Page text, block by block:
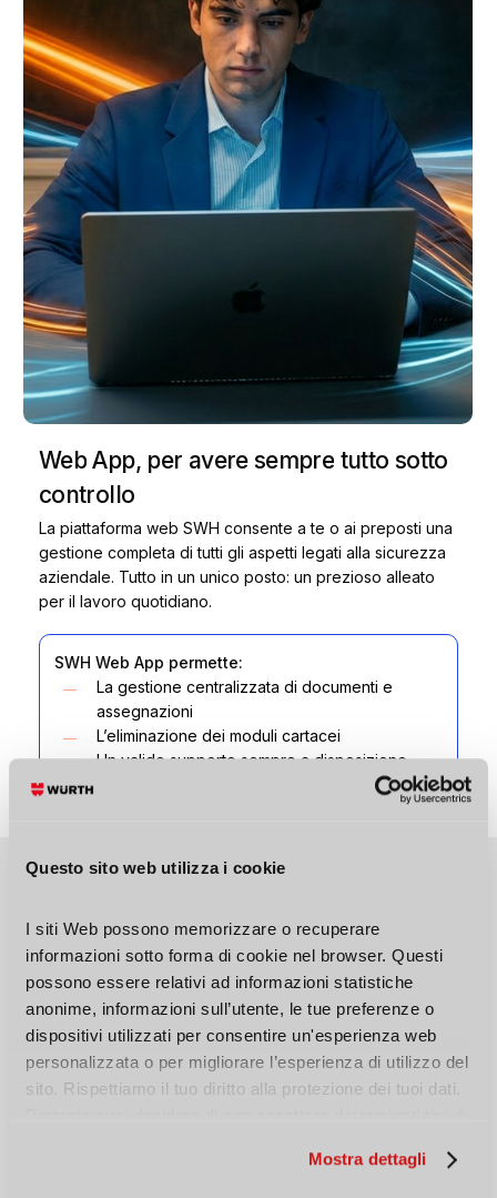
Questo sito web utilizza i cookie
I siti Web possono memorizzare o recuperare
informazioni sotto forma di cookie nel browser. Questi
possono essere relativi ad informazioni statistiche
anonime, informazioni sull’utente, le tue preferenze o
dispositivi utilizzati per consentire un'esperienza web
personalizzata o per migliorare l’esperienza di utilizzo del
sito. Rispettiamo il tuo diritto alla protezione dei tuoi dati.
Mostra dettagli
Web App, per avere sempre tutto sotto
controllo
La piattaforma web SWH consente a te o ai preposti una
gestione completa di tutti gli aspetti legati alla sicurezza
aziendale. Tutto in un unico posto: un prezioso alleato
per il lavoro quotidiano.
SWH Web App permette:
La gestione centralizzata di documenti e
assegnazioni
L’eliminazione dei moduli cartacei
Un valido supporto sempre a disposizione
mano
L’applicazione mobile di SWH è stata pensata
affinchè tutti i collaboratori possano ricevere,
leggere ed inviare informazioni relatove alla
sicurezza aziendale.
tutti i documenti e manuali utili a lavorare in